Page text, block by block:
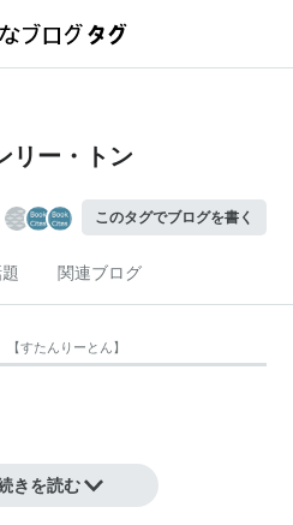
リー・トン
このタグでブログを書く
関連ブログ
【すたんりーとん】
きを読む